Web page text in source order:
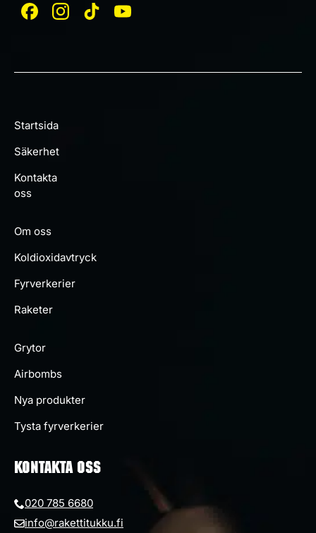
Startsida
Säkerhet
Kontakta
oss
Om oss
Koldioxidavtryck
Fyrverkerier
Raketer
Grytor
Airbombs
Nya produkter
Tysta fyrverkerier
KONTAKTA OSS
020 785 6680
info@rakettitukku.fi